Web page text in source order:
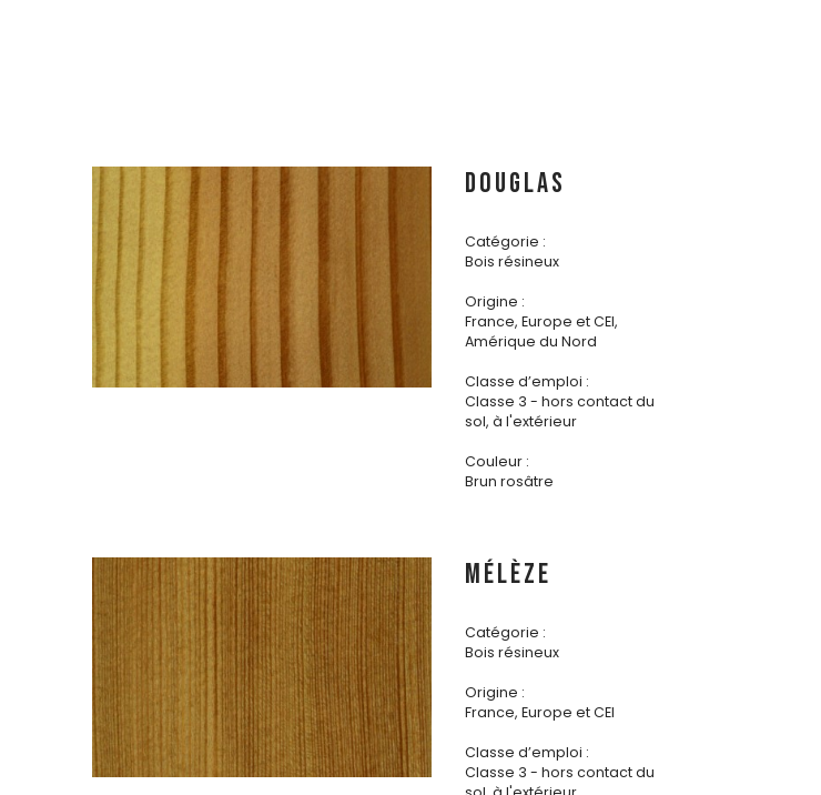
DOUGLAS
Catégorie :
Bois résineux
Origine :
France, Europe et CEI,
Amérique du Nord
Classe d’emploi :
Classe 3 - hors contact du
sol, à l'extérieur
Couleur :
Brun rosâtre
MÉLÈZE
Catégorie :
Bois résineux
Origine :
France, Europe et CEI
Classe d’emploi :
Classe 3 - hors contact du